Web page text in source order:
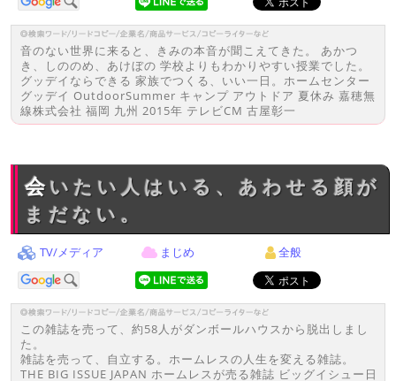
音のない世界に来ると、きみの本音が聞こえてきた。 あかつ
き、しののめ、あけぼの 学校よりもわかりやすい授業でした。
グッデイならできる 家族でつくる、いい一日。ホームセンター
グッデイ OutdoorSummer キャンプ アウトドア 夏休み 嘉穂無
線株式会社 福岡 九州 2015年 テレビCM 古屋彰一
会いたい人はいる、あわせる顔が
まだない。
TV/メディア まじめ 全般
この雑誌を売って、約58人がダンボールハウスから脱出しまし
た。
雑誌を売って、自立する。ホームレスの人生を変える雑誌。
THE BIG ISSUE JAPAN ホームレスが売る雑誌 ビッグイシュー日